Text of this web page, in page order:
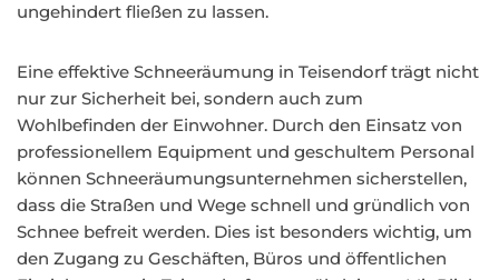
ungehindert fließen zu lassen.
Eine effektive Schneeräumung in Teisendorf trägt nicht
nur zur Sicherheit bei, sondern auch zum
Wohlbefinden der Einwohner. Durch den Einsatz von
professionellem Equipment und geschultem Personal
können Schneeräumungsunternehmen sicherstellen,
dass die Straßen und Wege schnell und gründlich von
Schnee befreit werden. Dies ist besonders wichtig, um
den Zugang zu Geschäften, Büros und öffentlichen